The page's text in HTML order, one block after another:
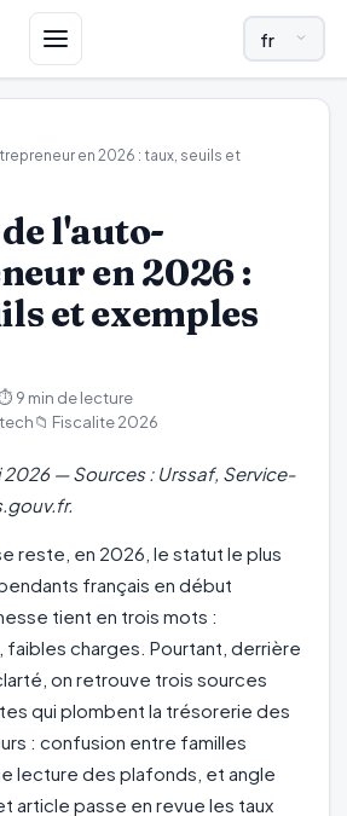
LANGUE ET
en 2026 : taux, seuils et
l'auto-
en 2026 :
et exemples
9 min de lecture
📁 Fiscalite 2026
2026 — Sources : Urssaf, Service-
reste, en 2026, le statut le plus
français en début
tient en trois mots :
faibles charges. Pourtant, derrière
on retrouve trois sources
qui plombent la trésorerie des
: confusion entre familles
lecture des plafonds, et angle
article passe en revue les taux